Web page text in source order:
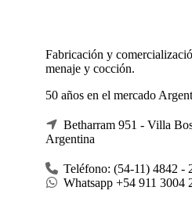
Fabricación y
menaje y cocción.
50 años en el mercado
Betharram 951 - Villa
Argentina
Teléfono: (54-11) 4842 -
Whatsapp +54 911 3004